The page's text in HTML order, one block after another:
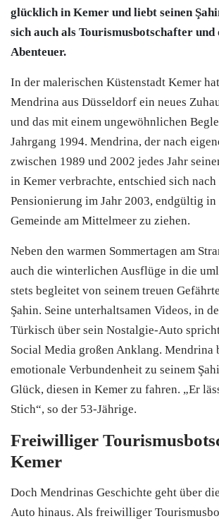
glücklich in Kemer und liebt seinen
sich auch als Tourismusbotschafter
Abenteuer.
In der malerischen Küstenstadt Kemer
Mendrina aus Düsseldorf ein neues
und das mit einem ungewöhnlichen
Jahrgang 1994. Mendrina, der nach
zwischen 1989 und 2002 jedes Jahr
in Kemer verbrachte, entschied sich
Pensionierung im Jahr 2003, endgültig
Gemeinde am Mittelmeer zu ziehen.
Neben den warmen Sommertagen am
auch die winterlichen Ausflüge in die
stets begleitet von seinem treuen
Şahin. Seine unterhaltsamen Videos, in
Türkisch über sein Nostalgie-Auto
Social Media großen Anklang. Mendrina
emotionale Verbundenheit zu seinem
Glück, diesen in Kemer zu fahren. „Er
Stich“, so der 53-Jährige.
Freiwilliger
Kemer
Doch Mendrinas Geschichte geht über
Auto hinaus. Als freiwilliger